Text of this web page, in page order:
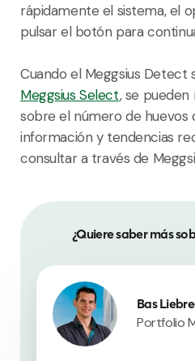
rápidamente el sistema, el
pulsar el botón para
Cuando el Meggsius Detect
Meggsius Select, se
sobre el número de huevos
información y tendencias
consultar a través de
¿Quiere saber más
Bas
Portfolio